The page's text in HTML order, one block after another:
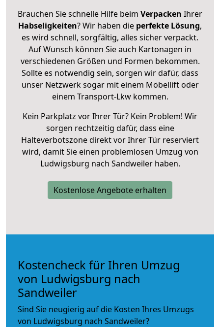
Brauchen Sie schnelle Hilfe beim Verpacken Ihrer
Habseligkeiten? Wir haben die perfekte Lösung,
es wird schnell, sorgfältig, alles sicher verpackt.
Auf Wunsch können Sie auch Kartonagen in
verschiedenen Größen und Formen bekommen.
Sollte es notwendig sein, sorgen wir dafür, dass
unser Netzwerk sogar mit einem Möbellift oder
einem Transport-Lkw kommen.
Kein Parkplatz vor Ihrer Tür? Kein Problem! Wir
sorgen rechtzeitig dafür, dass eine
Halteverbotszone direkt vor Ihrer Tür reserviert
wird, damit Sie einen problemlosen Umzug von
Ludwigsburg nach Sandweiler haben.
Kostenlose Angebote erhalten
Kostencheck für Ihren Umzug
von Ludwigsburg nach
Sandweiler
Sind Sie neugierig auf die Kosten Ihres Umzugs
von Ludwigsburg nach Sandweiler?